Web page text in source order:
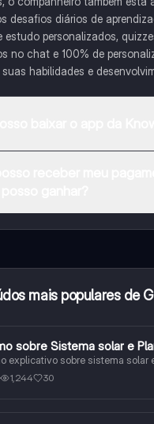
desafios diários de
estudo personalizados,
no chat e 100% de
habilidades e
mais populares de
sobre Sistema solar e
explicativo sobre sistema solar
1,244 30